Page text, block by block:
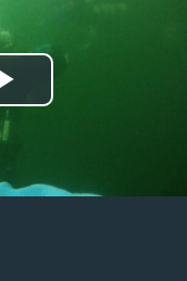
Odtwórz
wideo